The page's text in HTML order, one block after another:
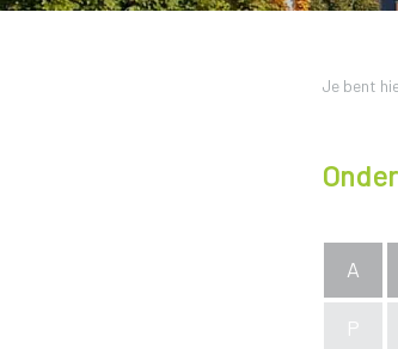
Je bent
A
P